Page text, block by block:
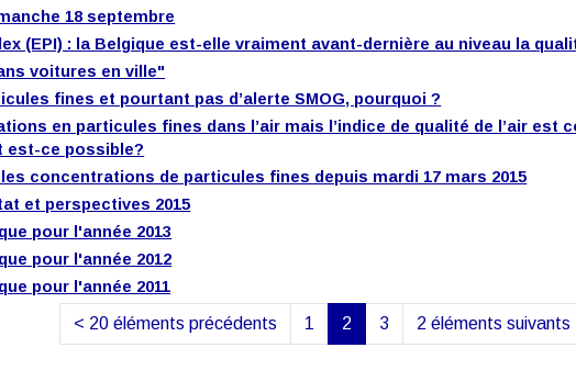
18 septembre
(EPI) : la Belgique est-elle vraiment avant-dernière au niveau la
voitures en ville"
fines et pourtant pas d’alerte SMOG, pourquoi ?
en particules fines dans l’air mais l’indice de qualité de l’air est
est-ce possible?
concentrations de particules fines depuis mardi 17 mars 2015
et perspectives 2015
pour l'année 2013
pour l'année 2012
pour l'année 2011
< 20 éléments précédents 1 2 3 2 éléments suivants